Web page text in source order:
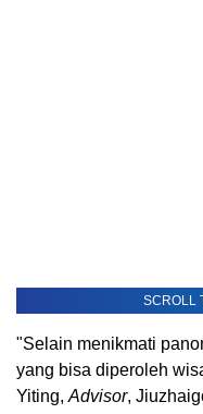
SCROLL
"Selain menikmati
yang bisa diperoleh
Yiting, Advisor,